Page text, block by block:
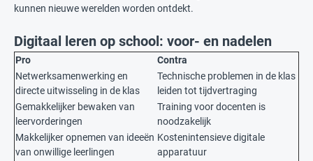
kunnen nieuwe werelden worden ontdekt.
Digitaal leren op school: voor- en nadelen
Pro
Contra
Netwerksamenwerking en
directe uitwisseling in de klas
Technische problemen in de klas
leiden tot tijdvertraging
Gemakkelijker bewaken van
leervorderingen
Training voor docenten is
noodzakelijk
Makkelijker opnemen van ideeën
van onwillige leerlingen
Kostenintensieve digitale
apparatuur